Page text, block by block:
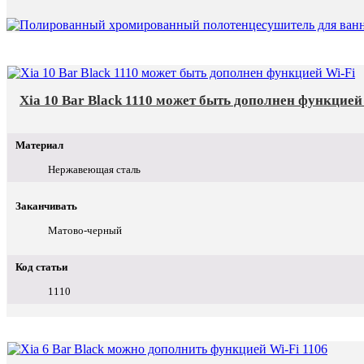
Xia 10 Bar Black 1110 может быть дополнен
Материал
Нержавеющая сталь
Заканчивать
Матово-черный
Код статьи
1110